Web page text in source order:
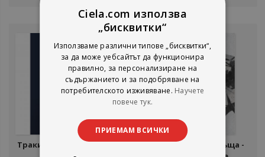
Траките - Какво трябва
Войната се завръща -
Ciela.com използва
„бисквитки“
Използваме различни типове „бисквитки“,
за да може уебсайтът да функционира
правилно, за персонализиране на
съдържанието и за подобряване на
потребителското изживяване. Научете
повече тук.
ПРИЕМАМ ВСИЧКИ